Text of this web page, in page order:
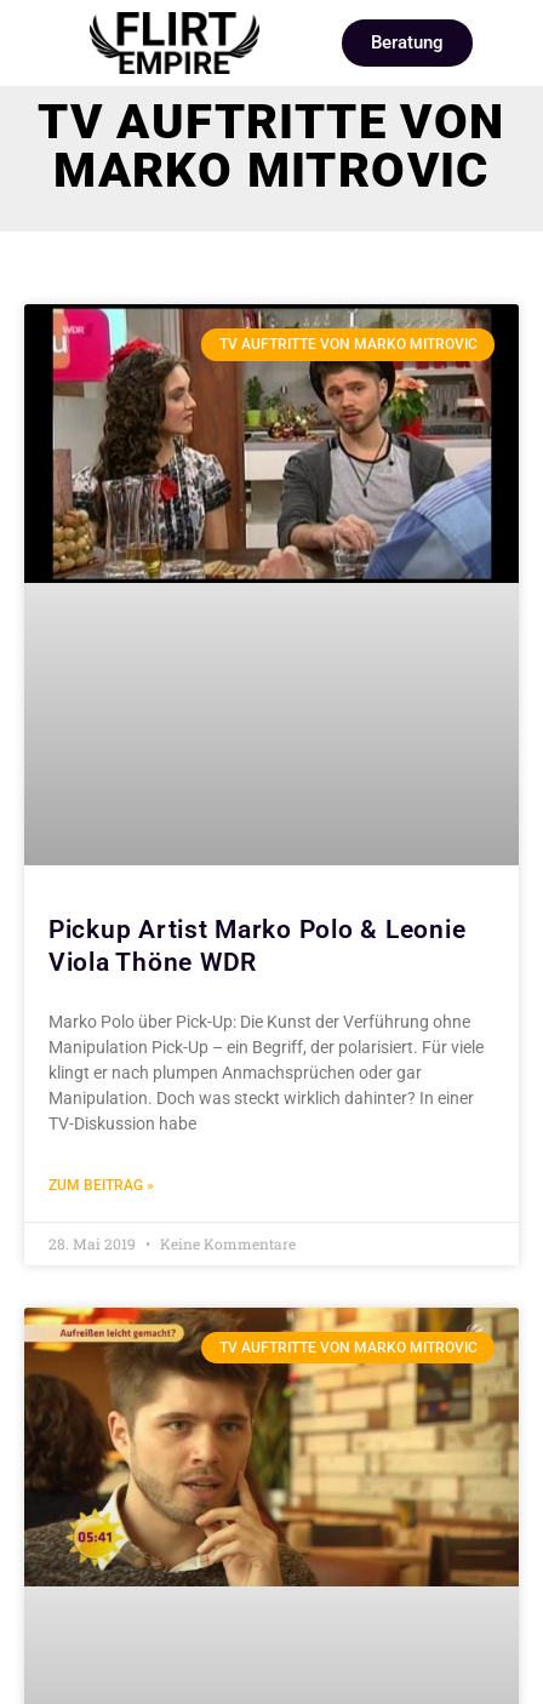
Beratung
TV AUFTRITTE VON
MARKO MITROVIC
TV AUFTRITTE VON MARKO MITROVIC
Pickup Artist Marko Polo & Leonie
Viola Thöne WDR
Marko Polo über Pick-Up: Die Kunst der Verführung ohne
Manipulation Pick-Up – ein Begriff, der polarisiert. Für viele
klingt er nach plumpen Anmachsprüchen oder gar
Manipulation. Doch was steckt wirklich dahinter? In einer
TV-Diskussion habe
ZUM BEITRAG »
28. Mai 2019 Keine Kommentare
TV AUFTRITTE VON MARKO MITROVIC